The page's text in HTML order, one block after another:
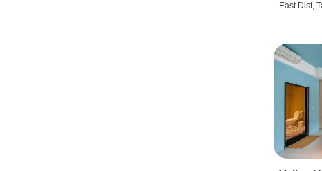
East Dist,